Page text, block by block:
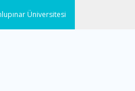
Üniversitesi